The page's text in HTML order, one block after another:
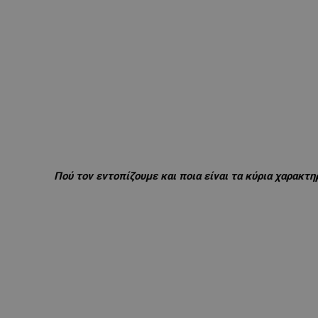
Πού τον εντοπίζουμε και ποια είναι τα κύρια